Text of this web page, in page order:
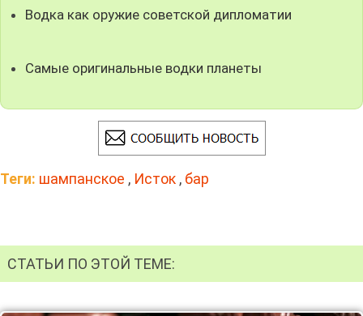
Водка как оружие советской дипломатии
Самые оригинальные водки планеты
Теги: шампанское , Исток , бар
СТАТЬИ ПО ЭТОЙ ТЕМЕ: